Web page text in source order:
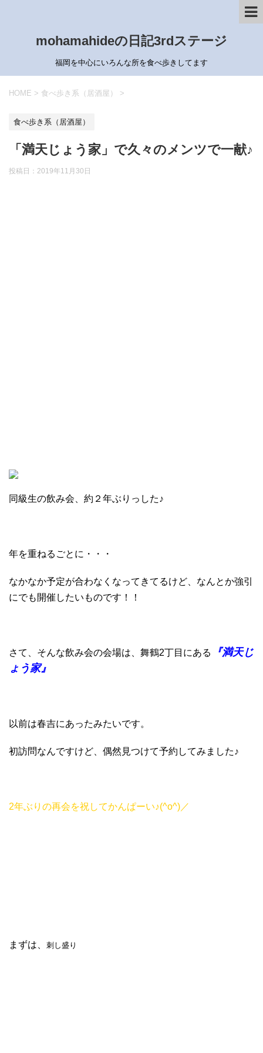
mohamahideの日記3rdステージ
福岡を中心にいろんな所を食べ歩きしてます
HOME > 食べ歩き系（居酒屋） >
食べ歩き系（居酒屋）
「満天じょう家」で久々のメンツで一献♪
投稿日： 2019年11月30日
同級生の飲み会、約２年ぶりっした♪
年を重ねるごとに・・・
なかなか予定が合わなくなってきてるけど、なんとか強引
にでも開催したいものです！！
さて、そんな飲み会の会場は、舞鶴2丁目にある
『満天じ
ょう家』
以前は春吉にあったみたいです。
初訪問なんですけど、偶然見つけて予約してみました♪
2年ぶりの再会を祝してかんぱーい♪(^o^)／
まずは、 刺し盛り